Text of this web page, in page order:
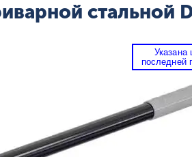
стальной
Указана
последней